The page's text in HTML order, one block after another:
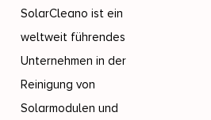
SolarCleano ist ein
weltweit führendes
Unternehmen in der
Reinigung von
Solarmodulen und